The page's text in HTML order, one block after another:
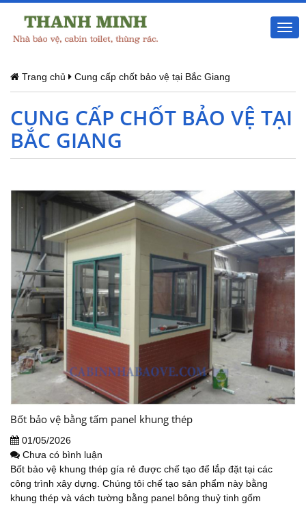
Trang chủ Cung cấp chốt bảo vệ tại Bắc Giang
CUNG CẤP CHỐT BẢO VỆ TẠI
BẮC GIANG
Bốt bảo vệ bằng tấm panel khung thép
01/05/2026
Chưa có bình luận
Bốt bảo vệ khung thép gía rẻ được chế tạo để lắp đặt tại các
công trình xây dựng. Chúng tôi chế tạo sản phẩm này bằng
khung thép và vách tường bằng panel bông thuỷ tinh gốm